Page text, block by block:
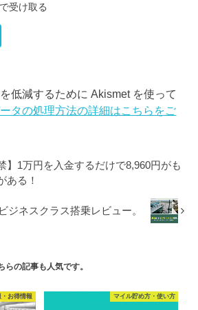
受け取る
低減するために Akismet を使って
タの処理方法の詳細はこちらをご
】1万円を入金するだけで8,960円がも
ある！
ジネスクラス搭乗レビュー。
らの記事も人気です。
・お得情報 マイル貯め方・使い方